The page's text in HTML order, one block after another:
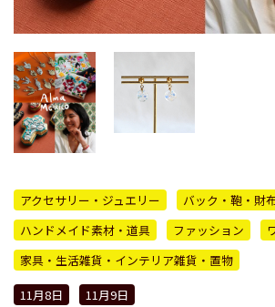
アクセサリー・ジュエリー
バック・鞄・財
ハンドメイド素材・道具
ファッション
家具・生活雑貨・インテリア雑貨・置物
11月8日
11月9日